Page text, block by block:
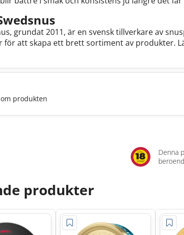
grundat 2011, är en svensk tillverkare av
för att skapa ett brett sortiment av produkter.
produkten
Denna
produkter